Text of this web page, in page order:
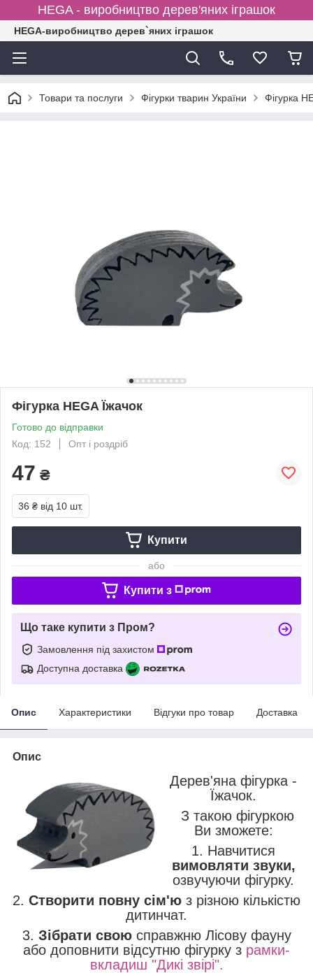
HEGA - виробництво дерев'яних іграшок
HEGA-виробництво дерев`яних іграшок
Товари та послуги Фігурки тварин України Фігурка
Фігурка HEGA Їжачок
Готово до відправки
Код: 152
Опт і роздріб
47 ₴
36 ₴ від 10 шт.
Купити
або
Купити з
Що таке купити з Пром?
Замовлення під захистом
Доступна доставка
Опис Характеристики Відгуки про товар Доставка
Опис
Дерев'яна фігурка -
Їжачок.
З такою фігуркою
Ви зможете:
1. Навчитися
вимовляти звуки,
озвучуючи фігурку.
2. Створити повну сім'ю з різною кількістю
дитинчат.
3. Зібрати своюсправжню Лісову фауну
або доповнити відсутню фігурку з рамки-
вкладиш "Дикі звірі".